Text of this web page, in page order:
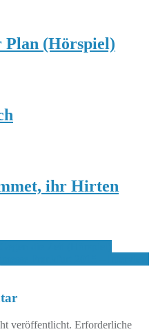
Plan (Hörspiel)
ihr Hirten
veröffentlicht. Erforderliche